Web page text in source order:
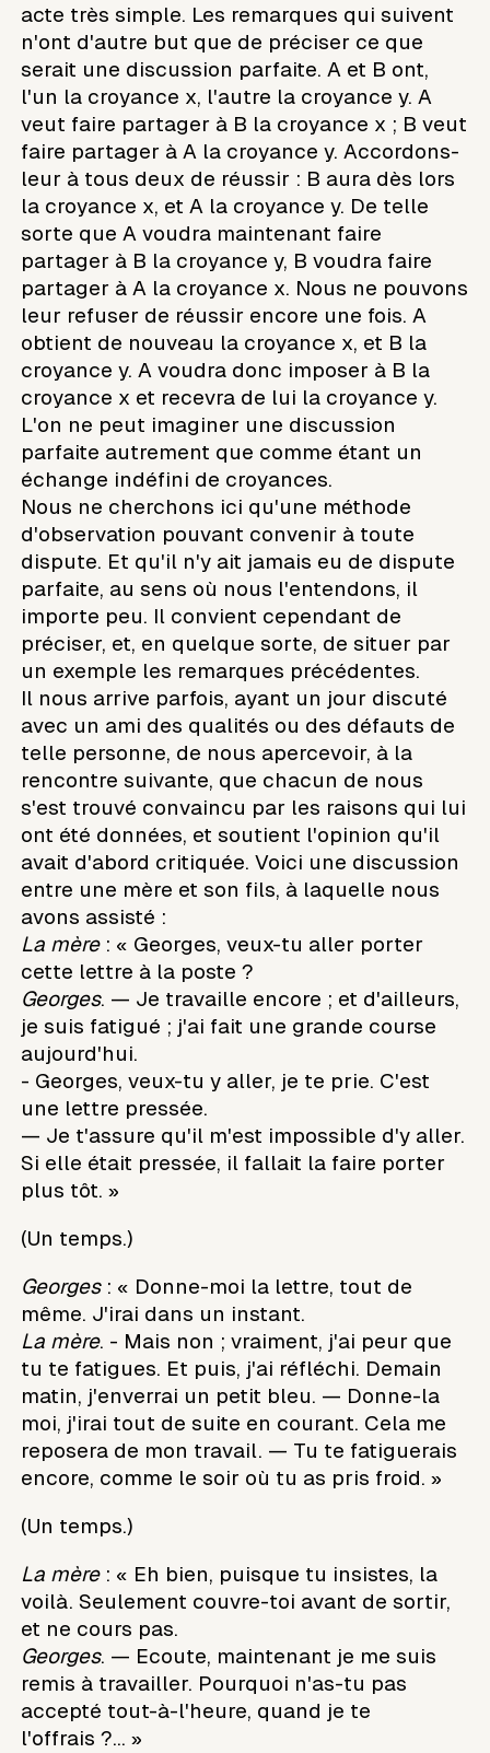
acte très simple. Les remarques qui suivent
n'ont d'autre but que de préciser ce que
serait une discussion parfaite. A et B ont,
l'un la croyance x, l'autre la croyance y. A
veut faire partager à B la croyance x ; B veut
faire partager à A la croyance y. Accordons-
leur à tous deux de réussir : B aura dès lors
la croyance x, et A la croyance y. De telle
sorte que A voudra maintenant faire
partager à B la croyance y, B voudra faire
partager à A la croyance x. Nous ne pouvons
leur refuser de réussir encore une fois. A
obtient de nouveau la croyance x, et B la
croyance y. A voudra donc imposer à B la
croyance x et recevra de lui la croyance y.
L'on ne peut imaginer une discussion
parfaite autrement que comme étant un
échange indéfini de croyances.
Nous ne cherchons ici qu'une méthode
d'observation pouvant convenir à toute
dispute. Et qu'il n'y ait jamais eu de dispute
parfaite, au sens où nous l'entendons, il
importe peu. Il convient cependant de
préciser, et, en quelque sorte, de situer par
un exemple les remarques précédentes.
Il nous arrive parfois, ayant un jour discuté
avec un ami des qualités ou des défauts de
telle personne, de nous apercevoir, à la
rencontre suivante, que chacun de nous
s'est trouvé convaincu par les raisons qui lui
ont été données, et soutient l'opinion qu'il
avait d'abord critiquée. Voici une discussion
entre une mère et son fils, à laquelle nous
avons assisté :
La mère: « Georges, veux-tu aller porter
cette lettre à la poste ?
Georges. — Je travaille encore ; et d'ailleurs,
je suis fatigué ; j'ai fait une grande course
aujourd'hui.
- Georges, veux-tu y aller, je te prie. C'est
une lettre pressée.
— Je t'assure qu'il m'est impossible d'y aller.
Si elle était pressée, il fallait la faire porter
plus tôt. »
(Un temps.)
Georges: « Donne-moi la lettre, tout de
même. J'irai dans un instant.
La mère. - Mais non ; vraiment, j'ai peur que
tu te fatigues. Et puis, j'ai réfléchi. Demain
matin, j'enverrai un petit bleu. — Donne-la
moi, j'irai tout de suite en courant. Cela me
reposera de mon travail. — Tu te fatiguerais
encore, comme le soir où tu as pris froid. »
(Un temps.)
La mère: « Eh bien, puisque tu insistes, la
voilà. Seulement couvre-toi avant de sortir,
et ne cours pas.
Georges. — Ecoute, maintenant je me suis
remis à travailler. Pourquoi n'as-tu pas
accepté tout-à-l'heure, quand je te
l'offrais ?... »